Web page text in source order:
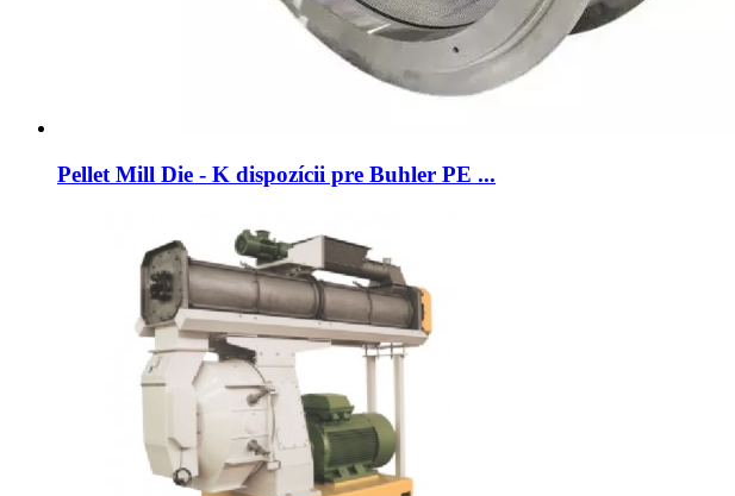
Pellet Mill Die - K dispozícii pre Buhler PE ...